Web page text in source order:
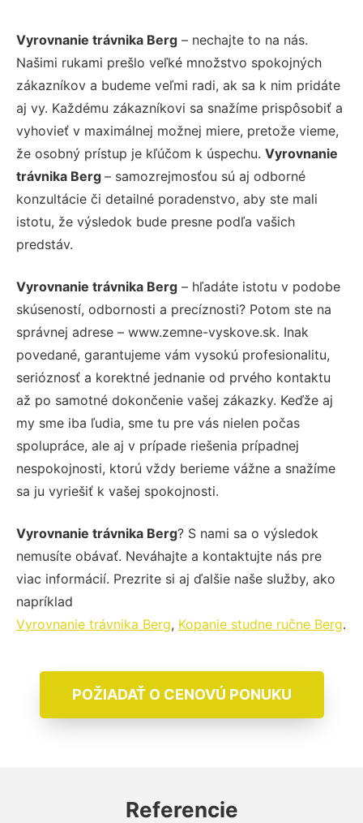
Vyrovnanie trávnika Berg – nechajte to na nás.
Našimi rukami prešlo veľké množstvo spokojných
zákazníkov a budeme veľmi radi, ak sa k nim pridáte
aj vy. Každému zákazníkovi sa snažíme prispôsobiť a
vyhovieť v maximálnej možnej miere, pretože vieme,
že osobný prístup je kľúčom k úspechu. Vyrovnanie
trávnika Berg – samozrejmosťou sú aj odborné
konzultácie či detailné poradenstvo, aby ste mali
istotu, že výsledok bude presne podľa vašich
predstáv.
Vyrovnanie trávnika Berg – hľadáte istotu v podobe
skúseností, odbornosti a precíznosti? Potom ste na
správnej adrese – www.zemne-vyskove.sk. Inak
povedané, garantujeme vám vysokú profesionalitu,
serióznosť a korektné jednanie od prvého kontaktu
až po samotné dokončenie vašej zákazky. Keďže aj
my sme iba ľudia, sme tu pre vás nielen počas
spolupráce, ale aj v prípade riešenia prípadnej
nespokojnosti, ktorú vždy berieme vážne a snažíme
sa ju vyriešiť k vašej spokojnosti.
Vyrovnanie trávnika Berg? S nami sa o výsledok
nemusíte obávať. Neváhajte a kontaktujte nás pre
viac informácií. Prezrite si aj ďalšie naše služby, ako
napríklad
Vyrovnanie trávnika Berg, Kopanie studne ručne Berg.
POŽIADAŤ O CENOVÚ PONUKU
Referencie